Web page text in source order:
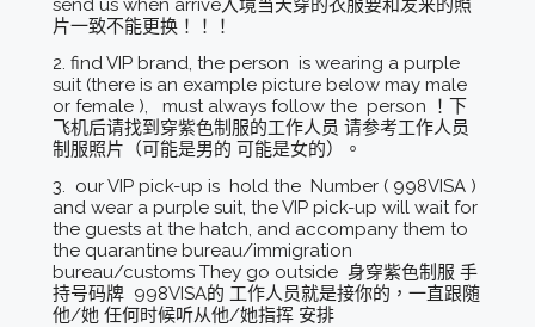
send us when arrive入境当天穿的衣服要和发来的照
片一致不能更换！！！
2. find VIP brand, the person is wearing a purple
suit (there is an example picture below may male
or female ), must always follow the person ！下
飞机后请找到穿紫色制服的工作人员 请参考工作人员
制服照片（可能是男的 可能是女的）。
3. our VIP pick-up is hold the Number ( 998VISA )
and wear a purple suit, the VIP pick-up will wait for
the guests at the hatch, and accompany them to
the quarantine bureau/immigration
bureau/customs They go outside 身穿紫色制服 手
持号码牌 998VISA的 工作人员就是接你的，一直跟随
他/她 任何时候听从他/她指挥 安排